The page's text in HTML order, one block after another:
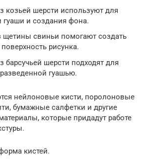
козьей шерсти используют для
гуаши и создания фона.
щетины свиньи помогают создать
рисунка.
барсучьей шерсти подходят для
гуашью.
нейлоновые кисти, поролоновые
бумажные салфетки и другие
которые придадут работе
кистей.